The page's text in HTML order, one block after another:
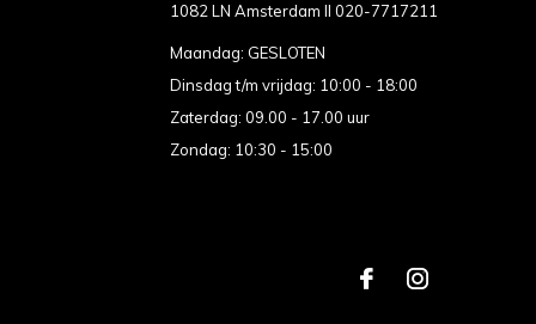
1082 LN Amsterdam II 020-7717211
Maandag: GESLOTEN
Dinsdag t/m vrijdag: 10:00 - 18:00
Zaterdag: 09.00 - 17.00 uur
Zondag: 10:30 - 15:00